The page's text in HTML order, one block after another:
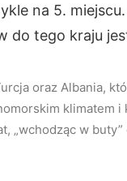
na 5.
tego kraju
oraz Albania,
klimatem i
„wchodząc w